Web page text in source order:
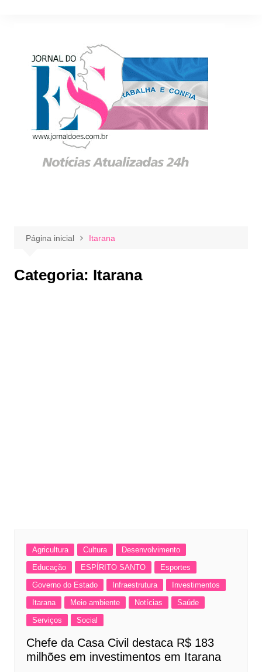
Página inicial Itarana
Categoria: Itarana
Agricultura Cultura
Desenvolvimento
Educação
ESPÍRITO SANTO
Esportes
Governo do Estado
Infraestrutura
Investimentos
Itarana
Meio ambiente Notícias
Saúde
Serviços
Social
Chefe da Casa Civil destaca R$ 183
milhões em investimentos em Itarana